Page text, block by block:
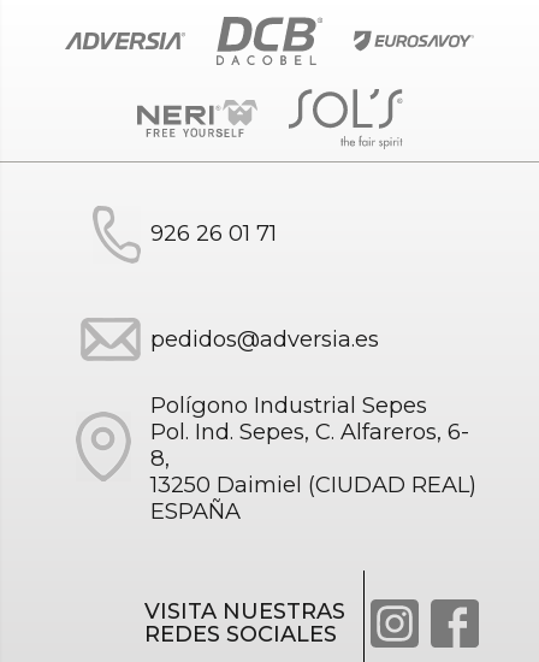
926 26 01 71
pedidos@adversia.es
Polígono Industrial Sepes
Pol. Ind. Sepes, C. Alfareros, 6-
8,
13250 Daimiel (CIUDAD REAL)
ESPAÑA
VISITA NUESTRAS
REDES SOCIALES